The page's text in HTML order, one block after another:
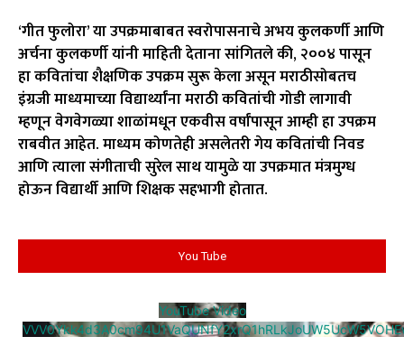
‘गीत फुलोरा’ या उपक्रमाबाबत स्वरोपासनाचे अभय कुलकर्णी आणि
अर्चना कुलकर्णी यांनी माहिती देताना सांगितले की, २००४ पासून
हा कवितांचा शैक्षणिक उपक्रम सुरू केला असून मराठीसोबतच
इंग्रजी माध्यमाच्या विद्यार्थ्यांना मराठी कवितांची गोडी लागावी
म्हणून वेगवेगळ्या शाळांमधून एकवीस वर्षांपासून आम्ही हा उपक्रम
राबवीत आहेत. माध्यम कोणतेही असलेतरी गेय कवितांची निवड
आणि त्याला संगीताची सुरेल साथ यामुळे या उपक्रमात मंत्रमुग्ध
होऊन विद्यार्थी आणि शिक्षक सहभागी होतात.
You Tube
YouTube Video